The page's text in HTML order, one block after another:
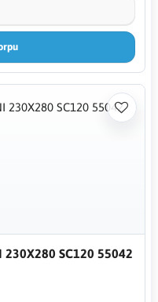
230X280 SC120 55042